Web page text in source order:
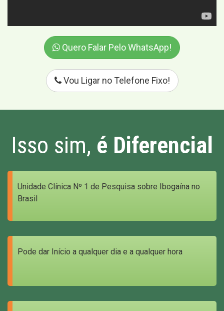
Quero Falar Pelo WhatsApp!
Vou Ligar no Telefone Fixo!
Isso sim, é Diferencial
Unidade Clínica Nº 1 de Pesquisa sobre Ibogaína no
Brasil
Pode dar Início a qualquer dia e a qualquer hora